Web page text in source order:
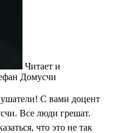
Читает и
Домусчи
С вами доцент
Все люди грешат.
что это не так